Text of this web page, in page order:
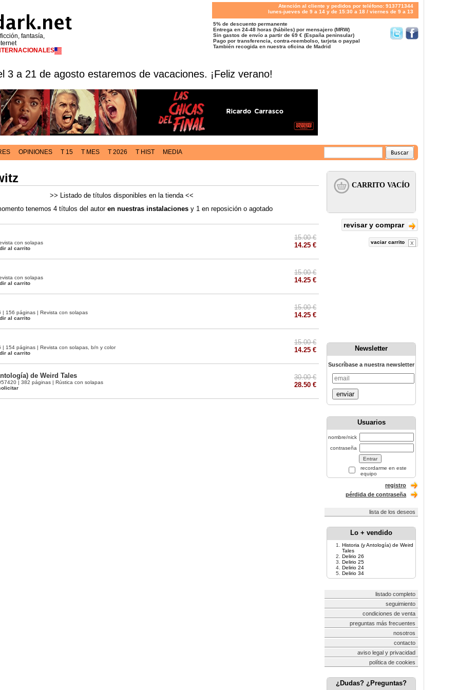
fantasía,
Atención al cliente y pedidos por teléfono: 913771344
lunes-jueves de 9 a 14 y de 15:30 a 18 / viernes de 9 a 13
5% de descuento permanente
Entrega en 24-48 horas (hábiles) por mensajero (MRW)
Sin gastos de envío a partir de 69 € (España peninsular)
Pago por transferencia, contra-reembolso, tarjeta o paypal
También recogida en nuestra oficina de Madrid
3 a 21 de agosto estaremos de vacaciones. ¡Feliz verano!
OPINIONES T 15 T MES T 2026 T HIST MEDIA
>> Listado de títulos disponibles en la tienda <<
tenemos 4 títulos del autor en nuestras instalacionesy 1 en reposición o agotado
con solapas
al carrito
15.00 €
14.25 €
con solapas
al carrito
15.00 €
14.25 €
| 156 páginas | Revista con solapas
al carrito
15.00 €
14.25 €
| 154 páginas | Revista con solapas, b/n y color
al carrito
15.00 €
14.25 €
de Weird Tales
| 382 páginas | Rústica con solapas
30.00 €
28.50 €
revisar y comprar
vaciar carrito
Newsletter
Suscríbase a nuestra newsletter
enviar
Usuarios
nombre/nick
contraseña
recordarme en este
equipo
registro
pérdida de contraseña
lista de los deseos
Lo + vendido
Historia (y Antología) de Weird
Tales
Delirio 26
Delirio 25
Delirio 24
Delirio 34
listado completo
seguimiento
condiciones de venta
preguntas más frecuentes
nosotros
contacto
aviso legal y privacidad
política de cookies
¿Dudas? ¿Preguntas?